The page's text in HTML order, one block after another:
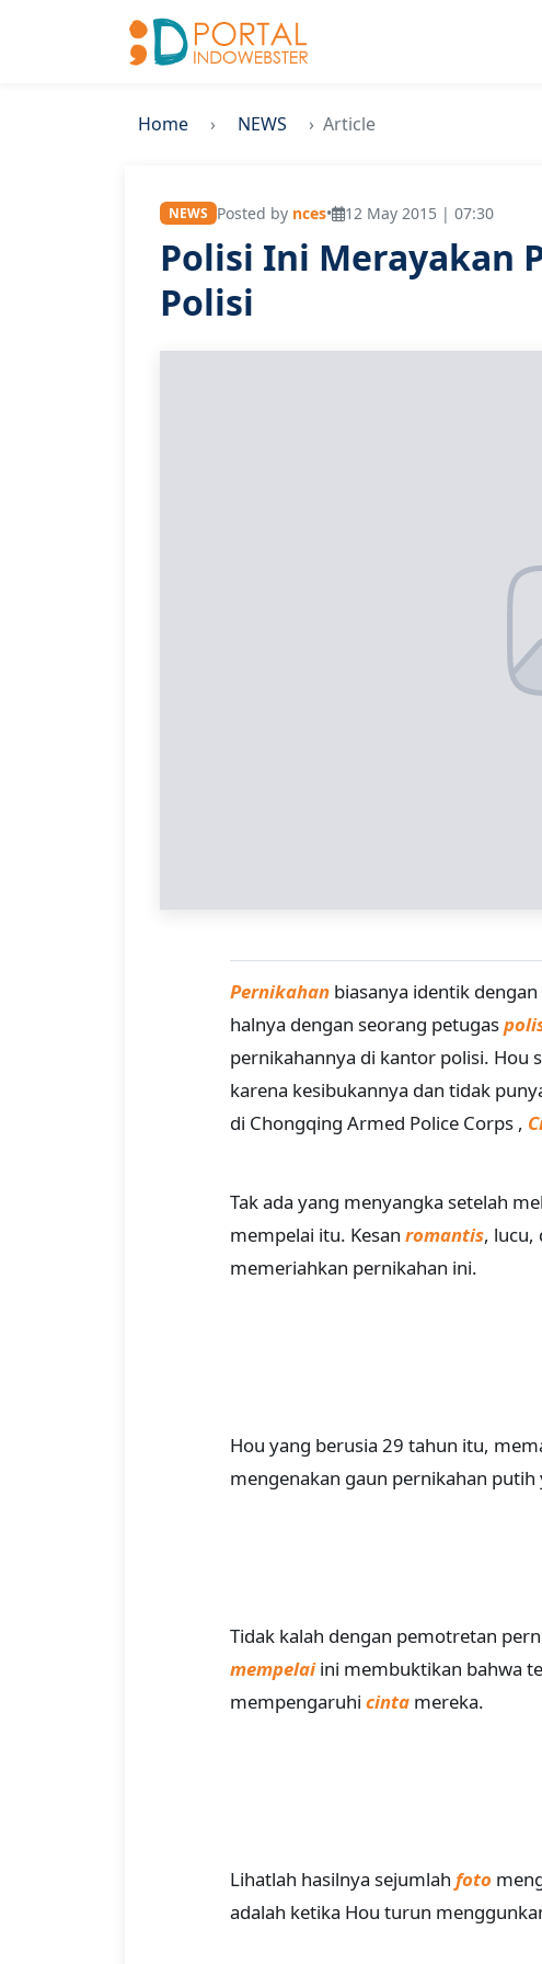
Home NEWS Article
NEWS Posted by nces• 12 May 2015 | 07:30
Polisi Ini Merayakan
Polisi
Pernikahanbiasanya identik
halnya dengan seorang petugas
pernikahannya di kantor polisi. Hou
karena kesibukannya dan tidak
di Chongqing Armed Police Corps ,
Tak ada yang menyangka setelah
mempelai itu. Kesan romantis, lucu,
memeriahkan pernikahan ini.
Hou yang berusia 29 tahun itu,
mengenakan gaun pernikahan putih
Tidak kalah dengan pemotretan
mempelaiini membuktikan bahwa
mempengaruhi cintamereka.
Lihatlah hasilnya sejumlah foto
adalah ketika Hou turun